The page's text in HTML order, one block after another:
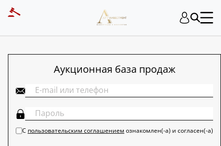
ART INVESTMENT
Аукционная база продаж
С пользовательским соглашением ознакомлен(-а) и согласен(-а)